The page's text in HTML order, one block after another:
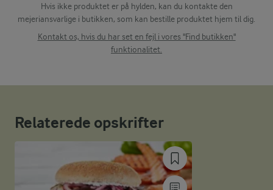
Hvis ikke produktet er på hylden, kan du kontakte den
mejeriansvarlige i butikken, som kan bestille produktet hjem til dig.
Kontakt os, hvis du har set en fejl i vores "Find butikken"
funktionalitet.
Relaterede opskrifter